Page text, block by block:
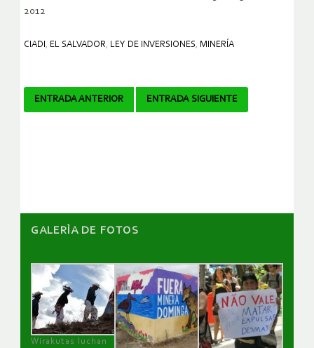
2012
CIADI , EL SALVADOR, LEY DE INVERSIONES, MINERÍA
Navegador
ENTRADA ANTERIOR ENTRADA SIGUIENTE
GALERÌA DE FOTOS
Wirakutas luchan